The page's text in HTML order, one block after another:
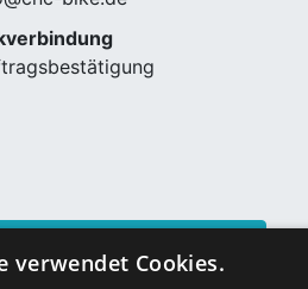
verwendet Cookies.